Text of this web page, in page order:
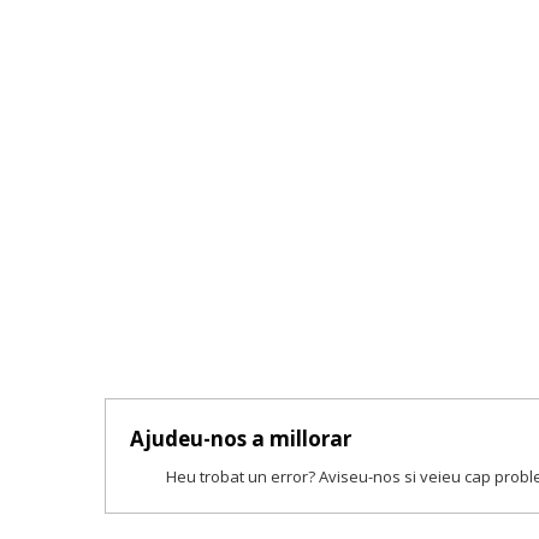
Ajudeu-nos a millorar
Heu trobat un error? Aviseu-nos si veieu cap